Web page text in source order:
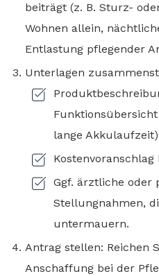
beiträgt (z. B. Sturz-
Wohnen allein,
Entlastung pflegender
Unterlagen
lange
Kostenvoranschlag
Ggf. ärztliche oder
Stellungnahmen,
untermauern.
Antrag stellen: Reichen
Anschaffung bei der